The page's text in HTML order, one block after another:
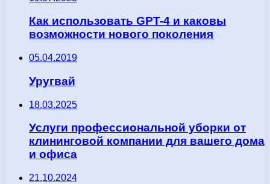
Как использовать GPT-4 и каковы
возможности нового поколения
05.04.2019
Уругвай
18.03.2025
Услуги профессиональной уборки от
клининговой компании для вашего дома
и офиса
21.10.2024